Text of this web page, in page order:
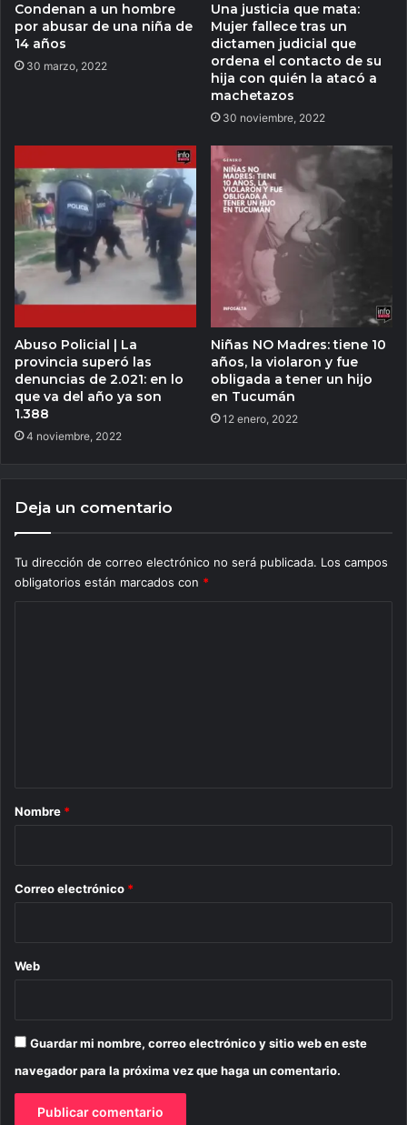
Condenan a un hombre
por abusar de una niña de
14 años
30 marzo, 2022
Una justicia que mata:
Mujer fallece tras un
dictamen judicial que
ordena el contacto de su
hija con quién la atacó a
machetazos
30 noviembre, 2022
Abuso Policial | La
provincia superó las
denuncias de 2.021: en lo
que va del año ya son
1.388
4 noviembre, 2022
Niñas NO Madres: tiene 10
años, la violaron y fue
obligada a tener un hijo
en Tucumán
12 enero, 2022
Deja un comentario
Tu dirección de correo electrónico no será publicada. Los campos
obligatorios están marcados con *
r
*
Nombre *
Correo electrónico *
Web
Guardar mi nombre, correo electrónico y sitio web en este
navegador para la próxima vez que haga un comentario.